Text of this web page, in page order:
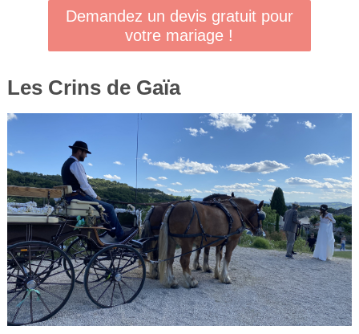
Demandez un devis gratuit pour
votre mariage !
Les Crins de Gaïa